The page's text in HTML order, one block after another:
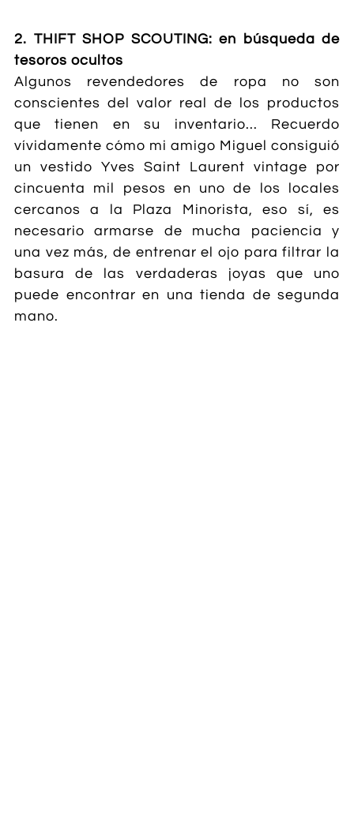
2. THIFT SHOP SCOUTING: en búsqueda de
tesoros ocultos
Algunos revendedores de ropa no son
conscientes del valor real de los productos
que tienen en su inventario... Recuerdo
vívidamente cómo mi amigo Miguel consiguió
un vestido Yves Saint Laurent vintage por
cincuenta mil pesos en uno de los locales
cercanos a la Plaza Minorista, eso sí, es
necesario armarse de mucha paciencia y
una vez más, de entrenar el ojo para filtrar la
basura de las verdaderas joyas que uno
puede encontrar en una tienda de segunda
mano.